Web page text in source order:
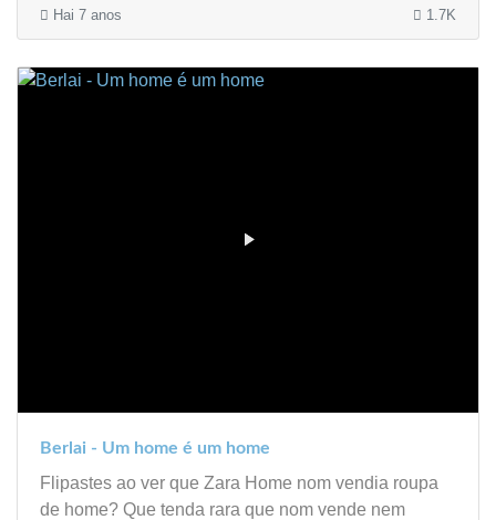
Hai 7 anos 1.7K
Berlai - Um home é um home
Flipastes ao ver que Zara Home nom vendia roupa
de home? Que tenda rara que nom vende nem